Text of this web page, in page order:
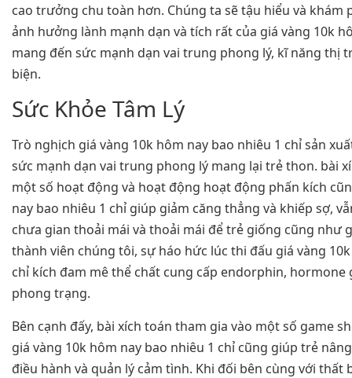
cao trưởng chu toàn hơn. Chúng ta sẽ tậu hiểu và khám
ảnh hưởng lành mạnh dạn và tích rất của giá vàng 10k
mang đến sức mạnh dạn vai trung phong lý, kĩ năng thị
biện.
Sức Khỏe Tâm Lý
Trò nghịch giá vàng 10k hôm nay bao nhiêu 1 chỉ sản
sức mạnh dạn vai trung phong lý mang lại trẻ thon. bài
một số hoạt động và hoạt động hoạt động phấn kích
nay bao nhiêu 1 chỉ giúp giảm căng thẳng và khiếp sợ,
chưa gian thoải mái và thoải mái để trẻ giống cũng như
thành viên chúng tôi, sự háo hức lúc thi đấu giá vàng
chỉ kích đam mê thể chất cung cấp endorphin, hormone
phong trạng.
Bên cạnh đấy, bài xích toán tham gia vào một số game
giá vàng 10k hôm nay bao nhiêu 1 chỉ cũng giúp trẻ
điều hành và quản lý cảm tình. Khi đối bên cùng với thất